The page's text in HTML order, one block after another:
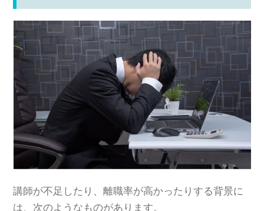
講師が不足したり、離職率が高かったりする背景に
は、次のようなものがあります。